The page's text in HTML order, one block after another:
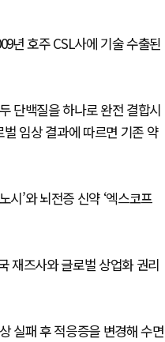
년 호주 CSL사에 기술 수출된
단백질을 하나로 완전 결합시
임상 결과에 따르면 기존 약
시’와 뇌전증 신약 ‘엑스코프
재즈사와 글로벌 상업화 권리
실패 후 적응증을 변경해 수면